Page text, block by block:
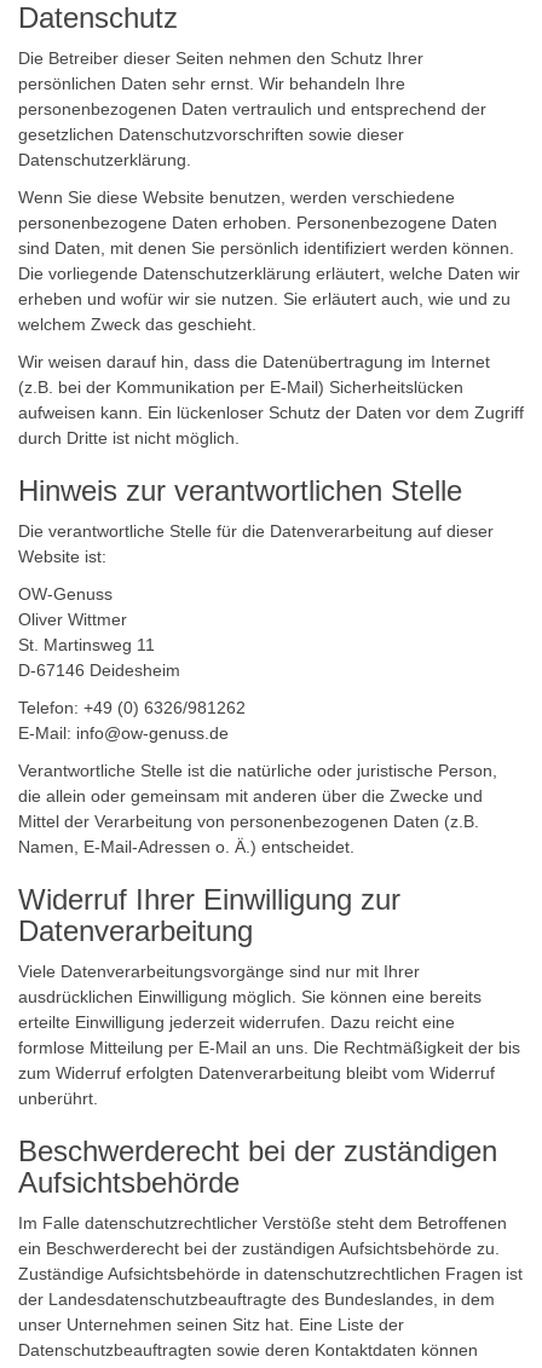
Datenschutz
Die Betreiber dieser Seiten nehmen den Schutz Ihrer
persönlichen Daten sehr ernst. Wir behandeln Ihre
personenbezogenen Daten vertraulich und entsprechend der
gesetzlichen Datenschutzvorschriften sowie dieser
Datenschutzerklärung.
Wenn Sie diese Website benutzen, werden verschiedene
personenbezogene Daten erhoben. Personenbezogene Daten
sind Daten, mit denen Sie persönlich identifiziert werden können.
Die vorliegende Datenschutzerklärung erläutert, welche Daten wir
erheben und wofür wir sie nutzen. Sie erläutert auch, wie und zu
welchem Zweck das geschieht.
Wir weisen darauf hin, dass die Datenübertragung im Internet
(z.B. bei der Kommunikation per E-Mail) Sicherheitslücken
aufweisen kann. Ein lückenloser Schutz der Daten vor dem Zugriff
durch Dritte ist nicht möglich.
Hinweis zur verantwortlichen Stelle
Die verantwortliche Stelle für die Datenverarbeitung auf dieser
Website ist:
OW-Genuss
Oliver Wittmer
St. Martinsweg 11
D-67146 Deidesheim
Telefon: +49 (0) 6326/981262
E-Mail: info@ow-genuss.de
Verantwortliche Stelle ist die natürliche oder juristische Person,
die allein oder gemeinsam mit anderen über die Zwecke und
Mittel der Verarbeitung von personenbezogenen Daten (z.B.
Namen, E-Mail-Adressen o. Ä.) entscheidet.
Widerruf Ihrer Einwilligung zur
Datenverarbeitung
Viele Datenverarbeitungsvorgänge sind nur mit Ihrer
ausdrücklichen Einwilligung möglich. Sie können eine bereits
erteilte Einwilligung jederzeit widerrufen. Dazu reicht eine
formlose Mitteilung per E-Mail an uns. Die Rechtmäßigkeit der bis
zum Widerruf erfolgten Datenverarbeitung bleibt vom Widerruf
unberührt.
Beschwerderecht bei der zuständigen
Aufsichtsbehörde
Im Falle datenschutzrechtlicher Verstöße steht dem Betroffenen
ein Beschwerderecht bei der zuständigen Aufsichtsbehörde zu.
Zuständige Aufsichtsbehörde in datenschutzrechtlichen Fragen ist
der Landesdatenschutzbeauftragte des Bundeslandes, in dem
unser Unternehmen seinen Sitz hat. Eine Liste der
Datenschutzbeauftragten sowie deren Kontaktdaten können